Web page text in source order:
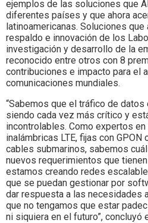
ejemplos de las soluciones que
diferentes países y que ahora
latinoamericanas. Soluciones
respaldo e innovación de los
investigación y desarrollo de la
reconocido entre otros con 8
contribuciones e impacto para el
comunicaciones mundiales.
“Sabemos que el tráfico de
siendo cada vez más crítico y
incontrolables. Como expertos
inalámbricas LTE, fijas con
cables submarinos, sabemos
nuevos requerimientos que
estamos creando redes
que se puedan gestionar por
dar respuesta a las necesidades
que no tengamos que estar
ni siquiera en el futuro”, concluyó